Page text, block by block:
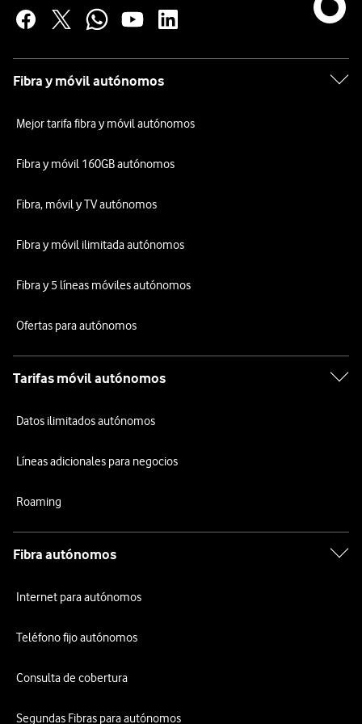
Fibra y móvil autónomos
Mejor tarifa fibra y móvil autónomos
Fibra y móvil 160GB autónomos
Fibra, móvil y TV autónomos
Fibra y móvil ilimitada autónomos
Fibra y 5 líneas móviles autónomos
Ofertas para autónomos
Tarifas móvil autónomos
Datos ilimitados autónomos
Líneas adicionales para negocios
Roaming
Fibra autónomos
Internet para autónomos
Teléfono fijo autónomos
Consulta de cobertura
Segundas Fibras para autónomos